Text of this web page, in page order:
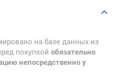
на базе данных из
покупкой обязательно
непосредственно у